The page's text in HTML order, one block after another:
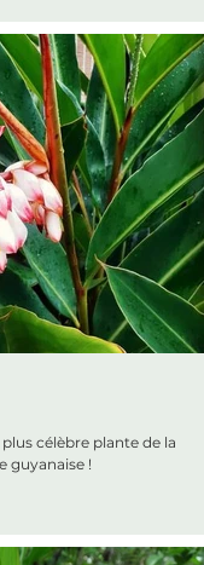
célèbre plante de la
guyanaise !